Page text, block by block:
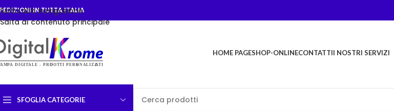
Salta alla navigazione
Salta al contenuto principale
IN TUTTA ITALIA
HOME PAGESHOP-ONLINECONTATTII NOSTRI SERVIZI
SFOGLIA CATEGORIE